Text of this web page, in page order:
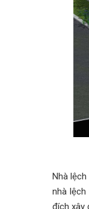
Nhà
nhà
đích xây